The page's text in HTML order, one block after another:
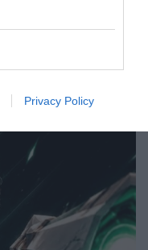
Privacy Policy